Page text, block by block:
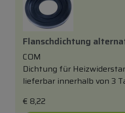
Flanschdichtung
COM
Dichtung für
lieferbar innerhalb von 3
€ 8,22